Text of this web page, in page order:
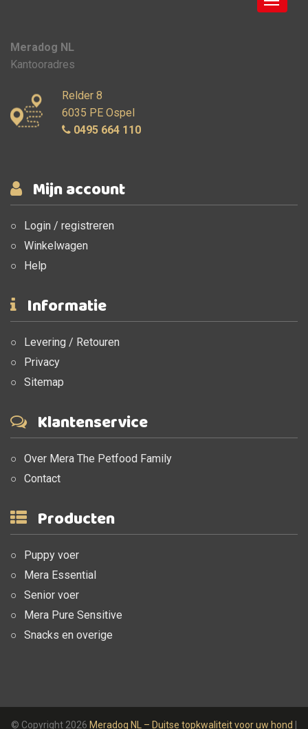
Meradog NL
Kantooradres
Relder 8
6035 PE Ospel
0495 664 110
Mijn account
Login / registreren
Winkelwagen
Help
Informatie
Levering / Retouren
Privacy
Sitemap
Klantenservice
Over Mera The Petfood Family
Contact
Producten
Puppy voer
Mera Essential
Senior voer
Mera Pure Sensitive
Snacks en overige
© Copyright 2026 Meradog NL – Duitse topkwaliteit voor uw hond